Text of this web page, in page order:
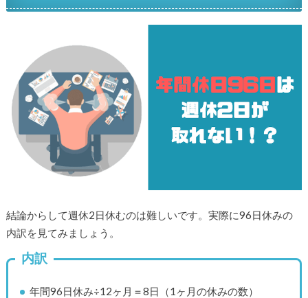
結論からして週休2日休むのは難しいです。実際に96日休みの
内訳を見てみましょう。
内訳
年間96日休み÷12ヶ月＝8日（1ヶ月の休みの数）